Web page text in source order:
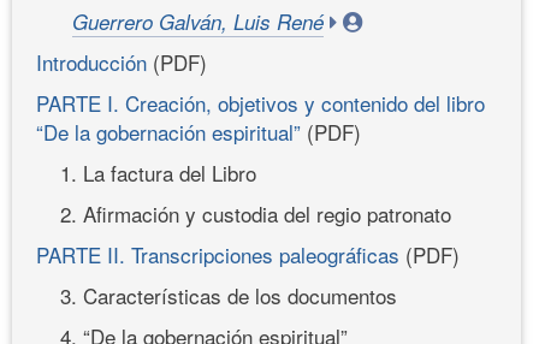
Guerrero Galván, Luis René
Introducción (PDF)
PARTE I. Creación, objetivos y contenido del libro
“De la gobernación espiritual” (PDF)
1. La factura del Libro
2. Afirmación y custodia del regio patronato
PARTE II. Transcripciones paleográficas (PDF)
3. Características de los documentos
4. “De la gobernación espiritual”